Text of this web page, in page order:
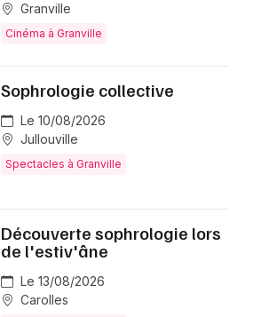
Granville
Cinéma à Granville
Sophrologie collective
Le 10/08/2026
Jullouville
Spectacles à Granville
Découverte sophrologie lors
de l'estiv'âne
Le 13/08/2026
Carolles